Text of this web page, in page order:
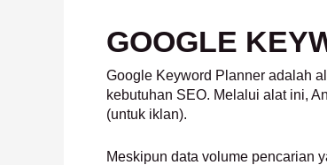
GOOGLE
Google Keyword Planner adalah
kebutuhan SEO. Melalui alat ini,
(untuk iklan).
Meskipun data volume pencarian